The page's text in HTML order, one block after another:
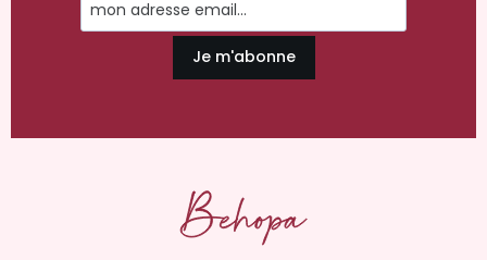
Je m'abonne